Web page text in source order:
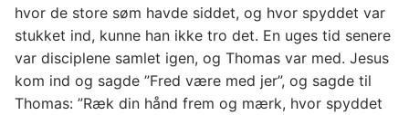
hvor de store søm havde siddet, og hvor spyddet var
stukket ind, kunne han ikke tro det. En uges tid senere
var disciplene samlet igen, og Thomas var med. Jesus
kom ind og sagde ”Fred være med jer”, og sagde til
Thomas: ”Ræk din hånd frem og mærk, hvor spyddet